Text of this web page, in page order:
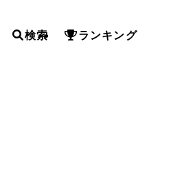
検索 ランキング